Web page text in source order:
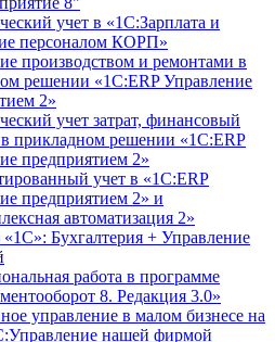
учет в «1C:Зарплата и
персоналом КОРП»
производством и ремонтами в
решении «1С:ERP Управление
2»
учет затрат, финансовый
в прикладном решении «1С:ERP
предприятием 2»
учет в «1С:ERP
предприятием 2» и
автоматизация 2»
Бухгалтерия + Управление
работа в программе
8. Редакция 3.0»
управление в малом бизнесе на
нашей фирмой